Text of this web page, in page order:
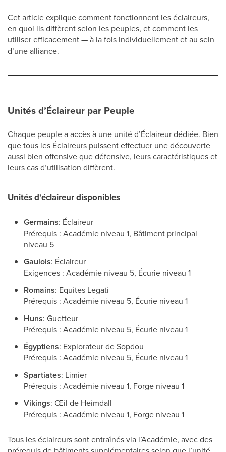
Cet article explique comment fonctionnent les éclaireurs,
en quoi ils diffèrent selon les peuples, et comment les
utiliser efficacement — à la fois individuellement et au sein
d’une alliance.
Unités d’Éclaireur par Peuple
Chaque peuple a accès à une unité d’Éclaireur dédiée. Bien
que tous les Éclaireurs puissent effectuer une découverte
aussi bien offensive que défensive, leurs caractéristiques et
leurs cas d’utilisation diffèrent.
Unités d'éclaireur disponibles
Germains: Éclaireur
Prérequis : Académie niveau 1, Bâtiment principal
niveau 5
Gaulois: Éclaireur
Exigences : Académie niveau 5, Écurie niveau 1
Romains: Equites Legati
Prérequis : Académie niveau 5, Écurie niveau 1
Huns: Guetteur
Prérequis : Académie niveau 5, Écurie niveau 1
Égyptiens: Explorateur de Sopdou
Prérequis : Académie niveau 5, Écurie niveau 1
Spartiates: Limier
Prérequis : Académie niveau 1, Forge niveau 1
Vikings: Œil de Heimdall
Prérequis : Académie niveau 1, Forge niveau 1
Tous les éclaireurs sont entraînés via l’Académie, avec des